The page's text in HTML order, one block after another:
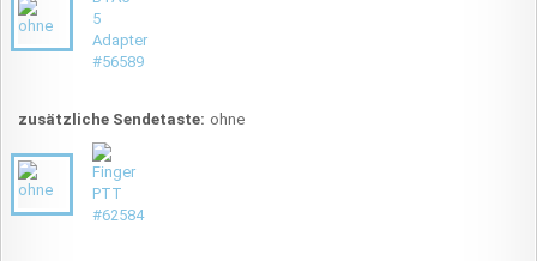
zusätzliche Sendetaste: ohne